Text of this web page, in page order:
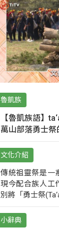
魯凱族
【魯凱族語】
萬山部落勇士祭
文化介紹
傳統祖靈祭是一
現今配合族人工
別將「勇士祭
小辭典